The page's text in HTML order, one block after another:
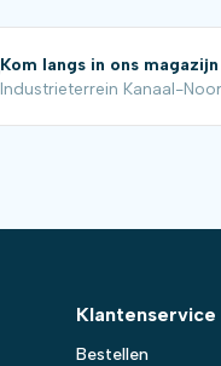
Kom langs in ons magazijn
Industrieterrein Kanaal-
Klantenservice
Bestellen